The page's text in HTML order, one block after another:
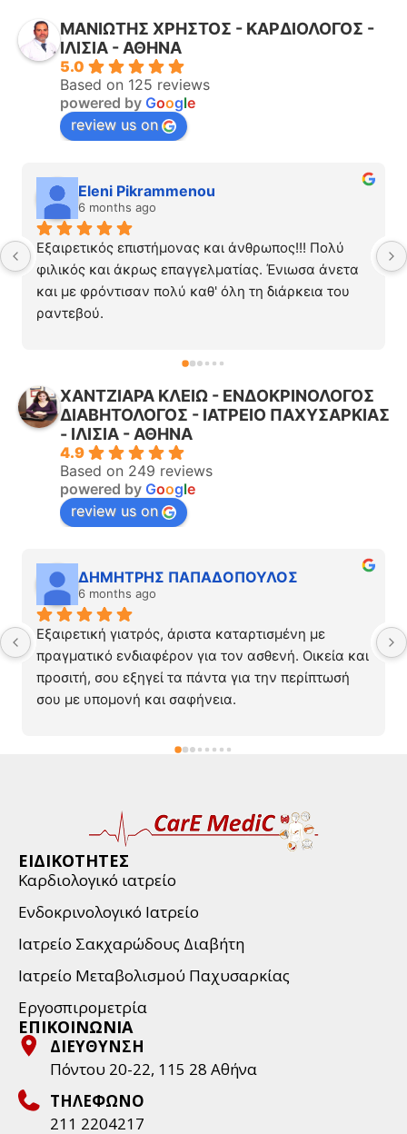
ΜΑΝΙΩΤΗΣ ΧΡΗΣΤΟΣ - ΚΑΡΔΙΟΛΟΓΟΣ -
ΙΛΙΣΙΑ - ΑΘΗΝΑ
5.0
Based on 125 reviews
powered by Google
review us on
Eleni Pikrammenou
6 months ago
Εξαιρετικός επιστήμονας και άνθρωπος!!! Πολύ
φιλικός και άκρως επαγγελματίας. Ένιωσα άνετα
και με φρόντισαν πολύ καθ' όλη τη διάρκεια του
ραντεβού.
σύγχρονα μηχανήματα. Ο γιατρός μου εξήγησε τα
συνέβαινε και μου έδωσε πρακτικές συμβουλές για
τη θεραπεία και τι να αποφύγω.
Πάντα διαθέσιμος, ακριβώς ότι χρειάζεται ένας
γιατρός ώστε να εμπνέει εμπιστοσύνη και σιγουριά
στο ασθενή. Τον προτείνω ανεπιφύλακτα!
ΧΑΝΤΖΙΑΡΑ ΚΛΕΙΩ - ΕΝΔΟΚΡΙΝΟΛΟΓΟΣ
ΔΙΑΒΗΤΟΛΟΓΟΣ - ΙΑΤΡΕΙΟ ΠΑΧΥΣΑΡΚΙΑΣ
- ΙΛΙΣΙΑ - ΑΘΗΝΑ
4.9
Based on 249 reviews
powered by Google
review us on
ΔΗΜΗΤΡΗΣ ΠΑΠΑΔΟΠΟΥΛΟΣ
6 months ago
Εξαιρετική γιατρός, άριστα καταρτισμένη με
πραγματικό ενδιαφέρον για τον ασθενή. Οικεία και
προσιτή, σου εξηγεί τα πάντα για την περίπτωσή
σου με υπομονή και σαφήνεια.
ΕΙΔΙΚΟΤΗΤΕΣ
Καρδιολογικό ιατρείο
Ενδοκρινολογικό Ιατρείο
Ιατρείο Σακχαρώδους Διαβήτη
Ιατρείο Μεταβολισμού Παχυσαρκίας
Εργοσπιρομετρία
ΕΠΙΚΟΙΝΩΝΙΑ
ΔΙΕΥΘΥΝΣΗ
Πόντου 20-22, 115 28 Aθήνα
ΤΗΛΕΦΩΝΟ
211 2204217